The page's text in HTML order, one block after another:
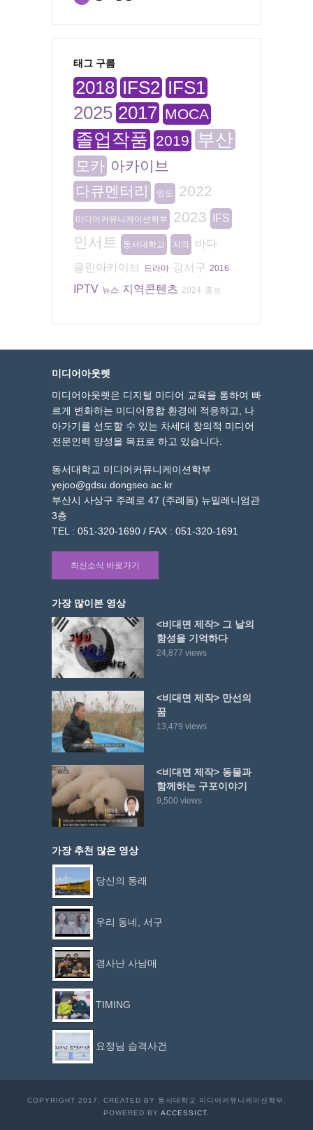
태그 구름
2018 IFS2 IFS1
2025 2017 MOCA
졸업작품 2019 부산
모카 아카이브
다큐멘터리
영도 2022
미디어커뮤니케이션학부 2023 IFS
인서트 동서대학교 지역
바다
클린아카이브
드라마 강서구 2016
IPTV 뉴스 지역콘텐츠 2024 홍보
미디어아웃렛
미디어아웃렛은 디지털 미디어 교육을 통하여 빠
르게 변화하는 미디어융합 환경에 적응하고, 나
아가기를 선도할 수 있는 차세대 창의적 미디어
전문인력 양성을 목표로 하고 있습니다.
동서대학교 미디어커뮤니케이션학부
yejoo@gdsu.dongseo.ac.kr
부산시 사상구 주례로 47 (주례동) 뉴밀레니엄관
3층
TEL : 051-320-1690 / FAX : 051-320-1691
최신소식 바로가기
가장 많이본 영상
<비대면 제작> 그 날의
함성을 기억하다
24,877 views
<비대면 제작> 만선의
꿈
13,479 views
<비대면 제작> 동물과
함께하는 구포이야기
9,500 views
가장 추천 많은 영상
당신의 동래
우리 동네, 서구
경사난 사남매
TIMING
요정님 습격사건
COPYRIGHT 2017. CREATED BY 동서대학교 미디어커뮤니케이션학부.
POWERED BY ACCESSICT.